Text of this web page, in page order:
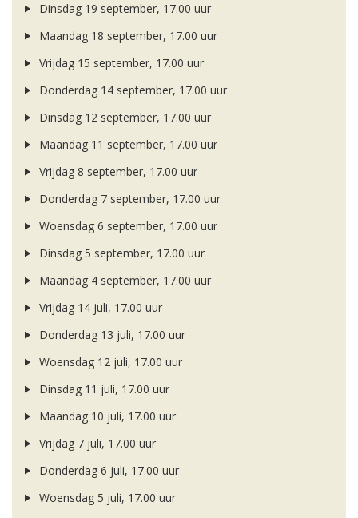
Dinsdag 19 september, 17.00 uur
Maandag 18 september, 17.00 uur
Vrijdag 15 september, 17.00 uur
Donderdag 14 september, 17.00 uur
Dinsdag 12 september, 17.00 uur
Maandag 11 september, 17.00 uur
Vrijdag 8 september, 17.00 uur
Donderdag 7 september, 17.00 uur
Woensdag 6 september, 17.00 uur
Dinsdag 5 september, 17.00 uur
Maandag 4 september, 17.00 uur
Vrijdag 14 juli, 17.00 uur
Donderdag 13 juli, 17.00 uur
Woensdag 12 juli, 17.00 uur
Dinsdag 11 juli, 17.00 uur
Maandag 10 juli, 17.00 uur
Vrijdag 7 juli, 17.00 uur
Donderdag 6 juli, 17.00 uur
Woensdag 5 juli, 17.00 uur